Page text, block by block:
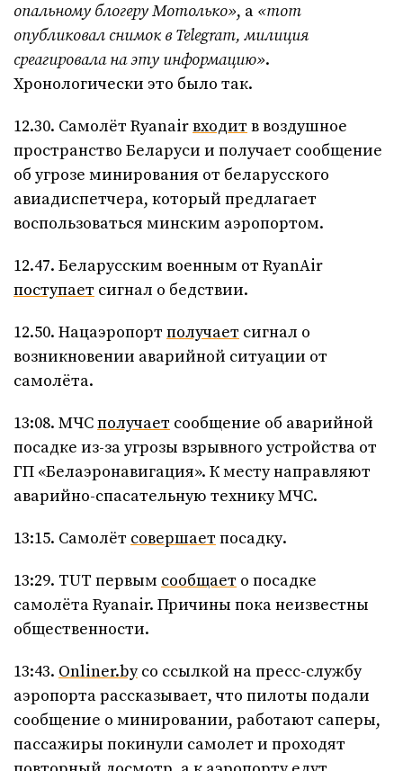
опальному блогеру Мотолько», а «тот
опубликовал снимок вTelegram, милиция
среагировала на эту информацию».
Хронологически это было так.
12.30. Самолёт Ryanairвходит в воздушное
пространство Беларуси и получает сообщение
об угрозе минирования от беларусского
авиадиспетчера, который предлагает
воспользоваться минским аэропортом.
12.47. Беларусским военным от RyanAir
поступает сигнал о бедствии.
12.50. Нацаэропорт получает сигнал о
возникновении аварийной ситуации от
самолёта.
13:08. МЧСполучает сообщение об аварийной
посадке из-за угрозы взрывного устройства от
ГП «Белаэронавигация». К месту направляют
аварийно-спасательную технику МЧС.
13:15. Самолёт совершает посадку.
13:29. TUT первым сообщает о посадке
самолёта Ryanair. Причины пока неизвестны
общественности.
13:43. Onliner.byсо ссылкой на пресс-службу
аэропорта рассказывает, что пилоты подали
сообщение о минировании, работают саперы,
пассажиры покинули самолет и проходят